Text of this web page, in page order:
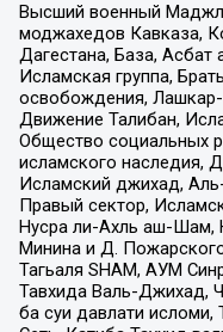
Высший военный
моджахедов Кавказа,
Дагестана, База, Асбат
Исламская группа,
освобождения,
Движение Талибан,
Общество социальных
исламского наследия,
Исламский джихад,
Правый сектор,
Нусра ли-Ахль аш-Шам,
Минина и Д.
Тагьаля SHAM, АУМ
Тавхида Валь-Джихад,
ба суи давлати исломи,